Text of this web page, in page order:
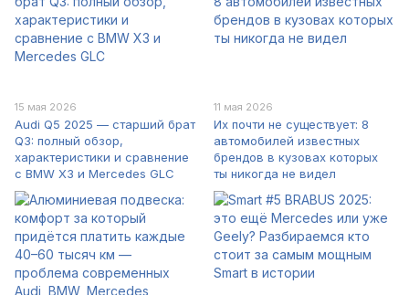
15 мая 2026
Audi Q5 2025 — старший брат
Q3: полный обзор,
характеристики и сравнение
с BMW X3 и Mercedes GLC
11 мая 2026
Их почти не существует: 8
автомобилей известных
брендов в кузовах которых
ты никогда не видел